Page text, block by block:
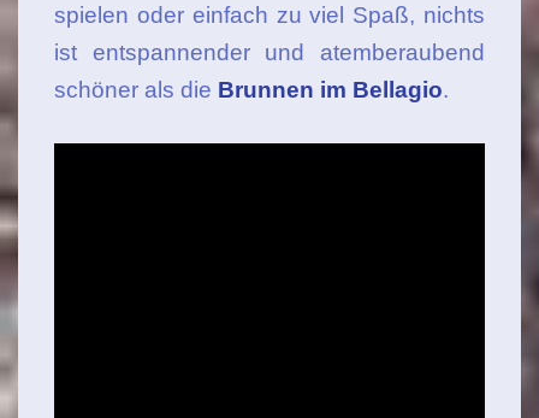
spielen oder einfach zu viel Spaß, nichts
ist entspannender und atemberaubend
schöner als die Brunnen im Bellagio.